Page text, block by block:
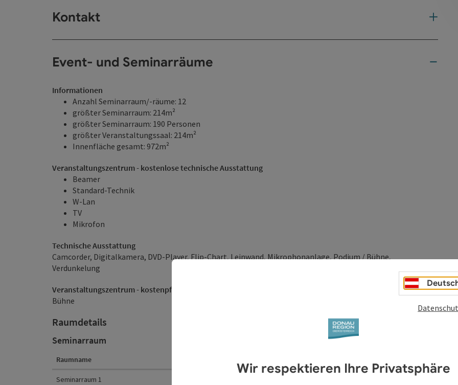
Kontakt
Event- und Seminarräume
Informationen
Anzahl Seminarraum/-räume: 12
größter Seminarraum: 214m²
größter Seminarraum: 190 Personen
größter Veranstaltungssaal: 214m²
Innenfläche gesamt: 972m²
Veranstaltungszentrum - kostenlose technische Ausstattung
Beamer
Standard-Technik
W-Lan
TV
Mikrofon
Technische Ausstattung
Camcorder, Digitalkamera, DVD-Player, Flip-Chart, Leinwand, Mikrophonanlage, Podium / Bühne,
Verdunkelung
Veranstaltungszentrum - kostenpflichtige technische Ausstattung
Bühne
Raumdetails
Seminarraum
Raumname
Seminarraum 1
Wir respektieren Ihre Privatsphäre